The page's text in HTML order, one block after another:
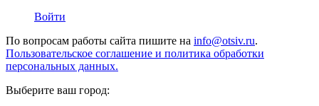
Войти
По вопросам работы сайта пишите на info@otsiv.ru.
Пользовательское соглашение и политика обработки
персональных данных.
Выберите ваш город: